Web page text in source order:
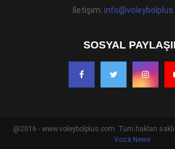
İletişim:
SOSYAL
@2016 - www.voleybolplus.com. Tüm hakları
Voza News